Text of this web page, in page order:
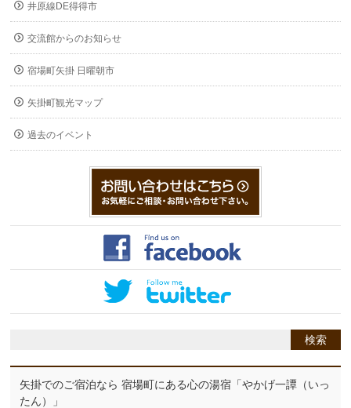
井原線DE得得市
交流館からのお知らせ
宿場町矢掛 日曜朝市
矢掛町観光マップ
過去のイベント
矢掛でのご宿泊なら 宿場町にある心の湯宿「やかげ一譚（いっ
たん）」